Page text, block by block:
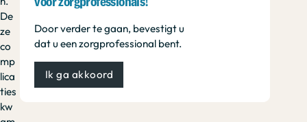
De
ze
co
mp
lica
ties
kw
Door verder te gaan, bevestigt u
dat u een zorgprofessional bent.
Ik ga akkoord